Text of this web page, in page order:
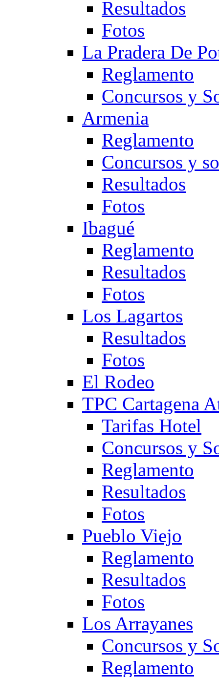
Resultados
Fotos
La Pradera De
Reglamento
Concursos y
Armenia
Reglamento
Concursos y
Resultados
Fotos
Ibagué
Reglamento
Resultados
Fotos
Los Lagartos
Resultados
Fotos
El Rodeo
TPC Cartagena
Tarifas Hotel
Concursos y
Reglamento
Resultados
Fotos
Pueblo Viejo
Reglamento
Resultados
Fotos
Los Arrayanes
Concursos y
Reglamento